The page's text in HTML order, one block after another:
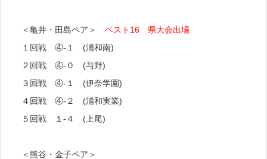
＜亀井・田島ペア＞ ベスト16 県大会出場
１回戦 ④-１ (浦和南)
２回戦 ④-０ (与野)
３回戦 ④-１ (伊奈学園)
４回戦 ④-２ (浦和実業)
５回戦 １-４ (上尾)
＜熊谷・金子ペア＞